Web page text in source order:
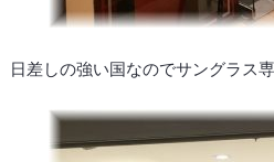
日差しの強い国なのでサングラス